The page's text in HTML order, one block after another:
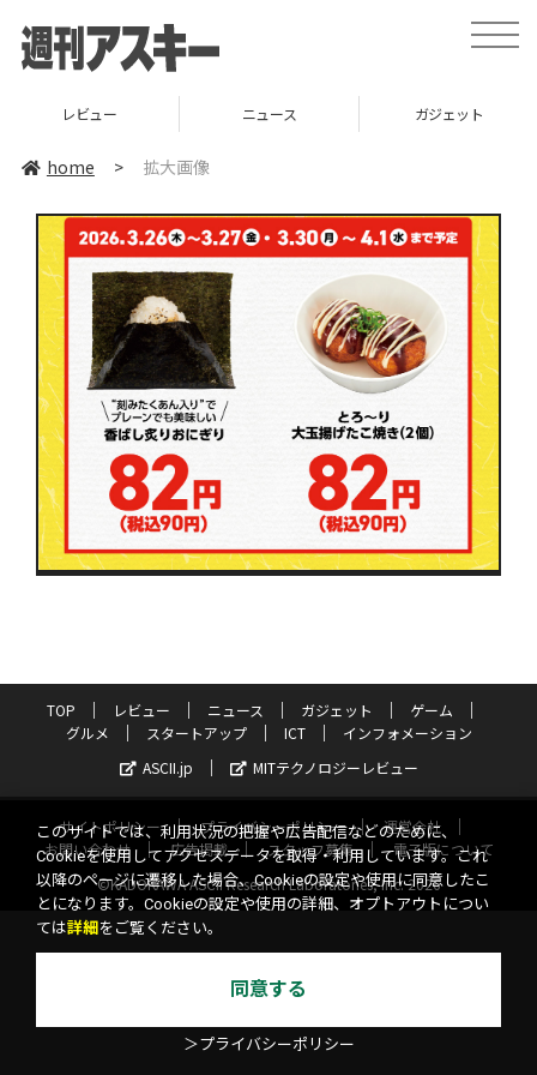
toggle
レビュー ニュース ガジェット
home > 拡大画像
TOP レビュー ニュース ガジェット
ゲーム
グルメ
スタートアップ ICT
インフォメーション
ASCII.jp
MITテクノロジーレビュー
サイトポリシー プライバシーポリシー
運営会社
お問い合わせ
広告掲載 スタッフ募集
電子版について
©KADOKAWA ASCII Research Laboratories, Inc. 2026
このサイトでは、利用状況の把握や広告配信などのために、
Cookieを使用してアクセスデータを取得・利用しています。これ
以降のページに遷移した場合、Cookieの設定や使用に同意したこ
とになります。Cookieの設定や使用の詳細、オプトアウトについ
ては詳細 をご覧ください。
同意する
＞プライバシーポリシー